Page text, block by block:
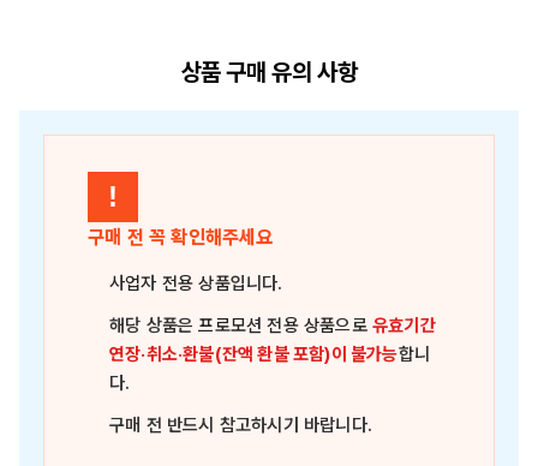
상품 구매 유의 사항
!
구매 전 꼭 확인해주세요
사업자 전용 상품입니다.
해당 상품은프로모션 전용 상품으로유효기간
연장·취소·환불(잔액 환불 포함)이 불가능합니
다.
구매 전 반드시 참고하시기 바랍니다.